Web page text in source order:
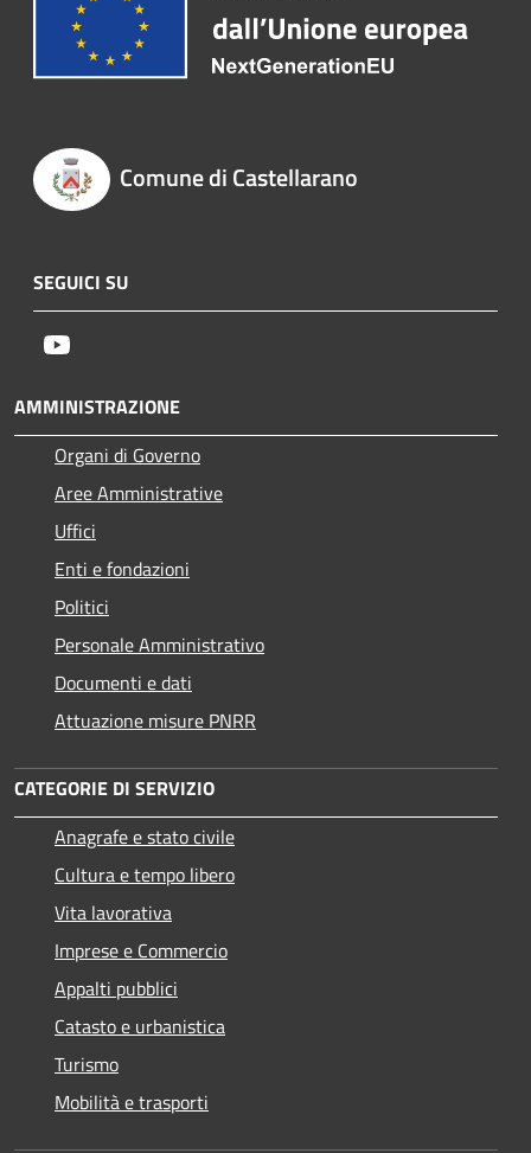
Comune di Castellarano
SEGUICI SU
AMMINISTRAZIONE
Organi di Governo
Aree Amministrative
Uffici
Enti e fondazioni
Politici
Personale Amministrativo
Documenti e dati
Attuazione misure PNRR
CATEGORIE DI SERVIZIO
Anagrafe e stato civile
Cultura e tempo libero
Vita lavorativa
Imprese e Commercio
Appalti pubblici
Catasto e urbanistica
Turismo
Mobilità e trasporti